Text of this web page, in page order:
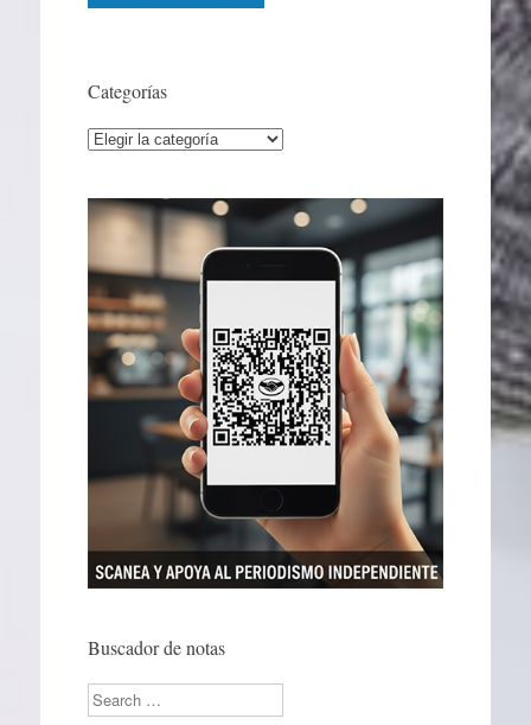
Categorías
Categorías
Buscador de notas
Search